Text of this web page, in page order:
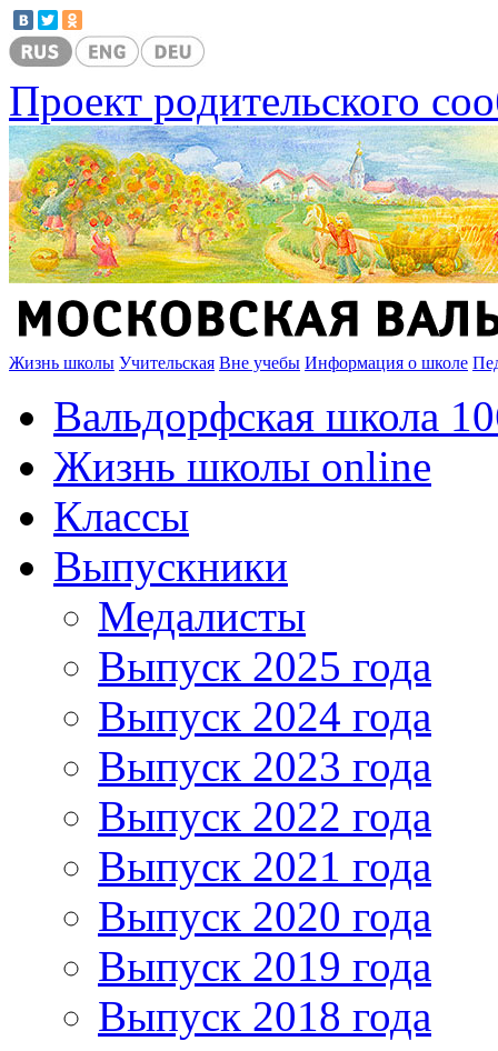
Проект родительского
Жизнь школы Учительская Вне учебы Информация о школе
Вальдорфская школа
Жизнь школы online
Классы
Выпускники
Медалисты
Выпуск 2025 года
Выпуск 2024 года
Выпуск 2023 года
Выпуск 2022 года
Выпуск 2021 года
Выпуск 2020 года
Выпуск 2019 года
Выпуск 2018 года